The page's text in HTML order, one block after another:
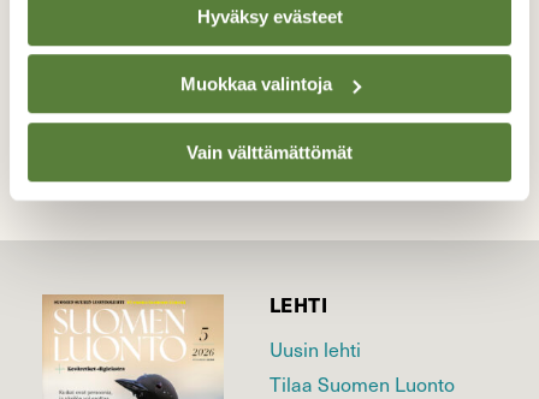
Hyväksy evästeet
Muokkaa valintoja
Vain välttämättömät
TAKAISIN LISTAAN
LEHTI
Uusin lehti
Tilaa Suomen Luonto